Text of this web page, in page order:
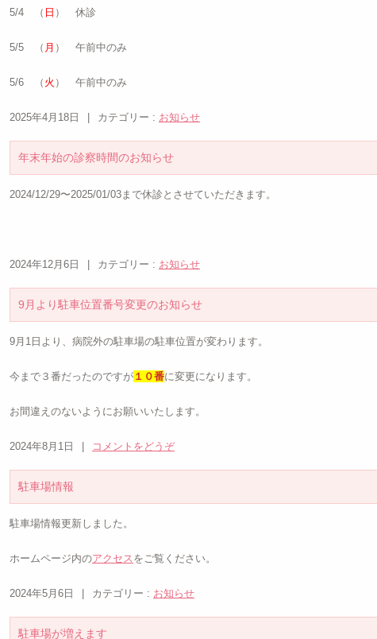
5/4 （ 日 ） 休診
5/5 （ 月 ） 午前中のみ
5/6 （ 火 ） 午前中のみ
2025年4月18日 カテゴリー : お知らせ
年末年始の診察時間のお知らせ
2024/12/29〜2025/01/03まで休診とさせていただきます。
2024年12月6日 カテゴリー : お知らせ
9月より駐車位置番号変更のお知らせ
9月1日より、病院外の駐車場の駐車位置が変わります。
今まで３番だったのですが １０番に変更になります。
お間違えのないようにお願いいたします。
2024年8月1日 コメントをどうぞ
駐車場情報
駐車場情報更新しました。
ホームページ内のアクセス をご覧ください。
2024年5月6日 カテゴリー : お知らせ
駐車場が増えます